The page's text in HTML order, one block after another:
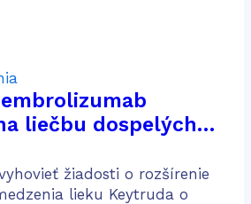
liečbu dospelých
karcinómom
žiadosti o rozšírenie
lieku Keytruda o